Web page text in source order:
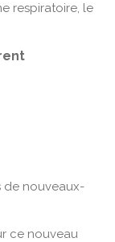
respiratoire, le
de nouveaux-
ce nouveau